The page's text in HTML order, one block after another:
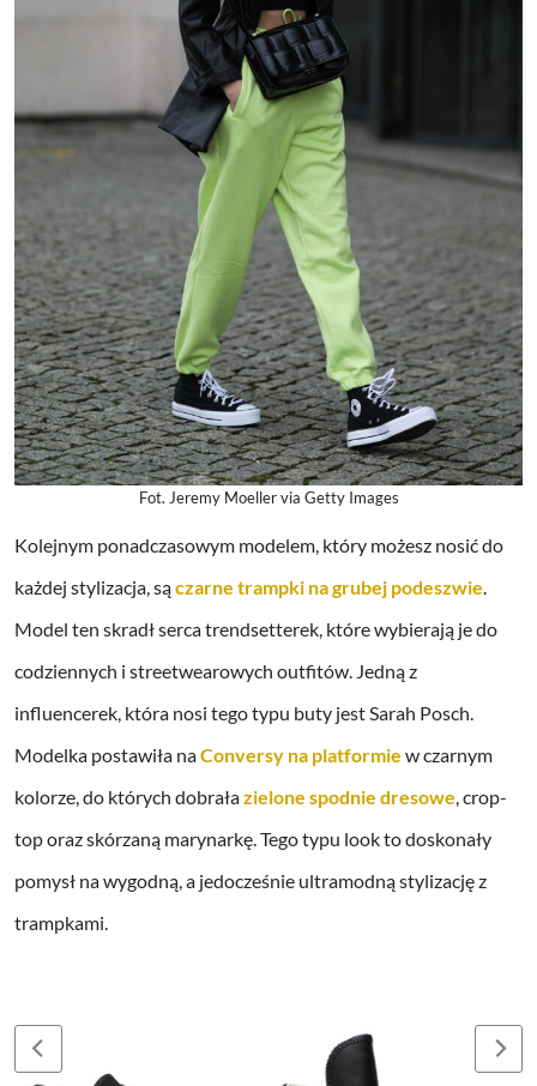
Fot. Jeremy Moeller via Getty Images
Kolejnym ponadczasowym modelem, który możesz nosić do
każdej stylizacja, sączarne trampki na grubej podeszwie
Model ten skradł serca trendsetterek, które wybierają je do
codziennych i streetwearowych outfitów. Jedną z
influencerek, która nosi tego typu buty jest Sarah Posch.
Modelka postawiła naConversy na platformie w czarnym
kolorze, do których dobrałazielone spodnie dresowe , crop-
top oraz skórzaną marynarkę. Tego typu look to doskonały
pomysł na wygodną, a jedocześnie ultramodną stylizację z
trampkami.